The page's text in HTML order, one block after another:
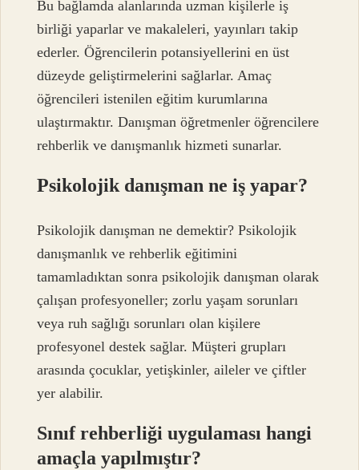
Bu bağlamda alanlarında uzman kişilerle iş
birliği yaparlar ve makaleleri, yayınları takip
ederler. Öğrencilerin potansiyellerini en üst
düzeyde geliştirmelerini sağlarlar. Amaç
öğrencileri istenilen eğitim kurumlarına
ulaştırmaktır. Danışman öğretmenler öğrencilere
rehberlik ve danışmanlık hizmeti sunarlar.
Psikolojik danışman ne iş yapar?
Psikolojik danışman ne demektir? Psikolojik
danışmanlık ve rehberlik eğitimini
tamamladıktan sonra psikolojik danışman olarak
çalışan profesyoneller; zorlu yaşam sorunları
veya ruh sağlığı sorunları olan kişilere
profesyonel destek sağlar. Müşteri grupları
arasında çocuklar, yetişkinler, aileler ve çiftler
yer alabilir.
Sınıf rehberliği uygulaması hangi
amaçla yapılmıştır?